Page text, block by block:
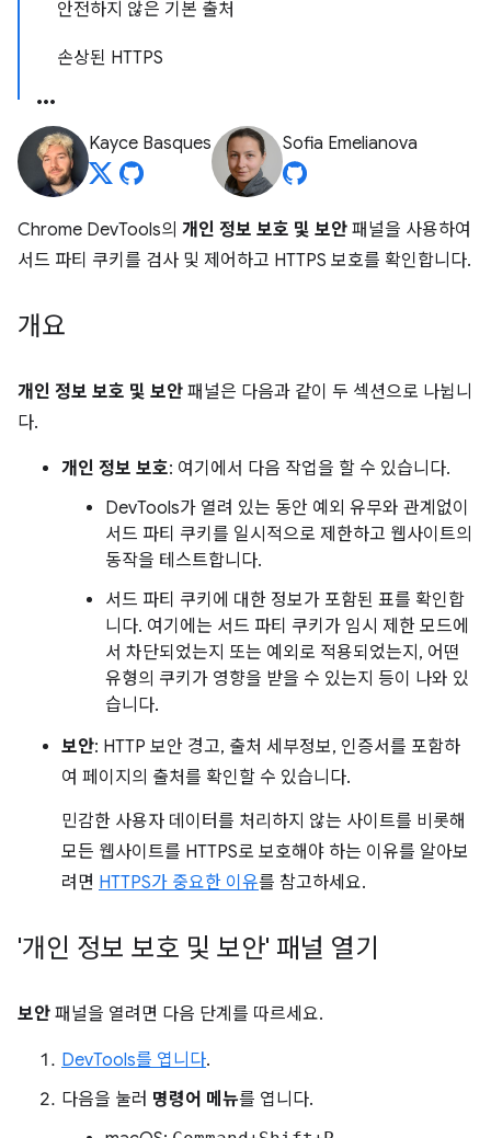
안전하지 않은 기본 출처
손상된 HTTPS
Kayce Basques Sofia Emelianova
Chrome DevTools의 개인 정보 보호 및 보안 패널을 사용하여
서드 파티 쿠키를 검사 및 제어하고 HTTPS 보호를 확인합니다.
개요
개인 정보 보호 및 보안 패널은 다음과 같이 두 섹션으로 나뉩니
다.
개인 정보 보호: 여기에서 다음 작업을 할 수 있습니다.
DevTools가 열려 있는 동안 예외 유무와 관계없이
서드 파티 쿠키를 일시적으로 제한하고 웹사이트의
동작을 테스트합니다.
서드 파티 쿠키에 대한 정보가 포함된 표를 확인합
니다. 여기에는 서드 파티 쿠키가 임시 제한 모드에
서 차단되었는지 또는 예외로 적용되었는지, 어떤
유형의 쿠키가 영향을 받을 수 있는지 등이 나와 있
습니다.
보안: HTTP 보안 경고, 출처 세부정보, 인증서를 포함하
여 페이지의 출처를 확인할 수 있습니다.
민감한 사용자 데이터를 처리하지 않는 사이트를 비롯해
모든 웹사이트를 HTTPS로 보호해야 하는 이유를 알아보
려면 HTTPS가 중요한 이유를 참고하세요.
'개인 정보 보호 및 보안' 패널 열기
보안 패널을 열려면 다음 단계를 따르세요.
DevTools를 엽니다.
다음을 눌러 명령어 메뉴를 엽니다.